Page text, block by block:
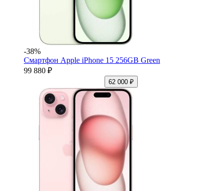
-38%
Смартфон Apple iPhone 15 256GB Green
99 880 ₽
62 000 ₽